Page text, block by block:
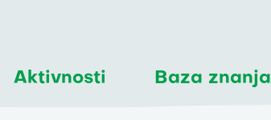
Aktivnosti Baza znanja